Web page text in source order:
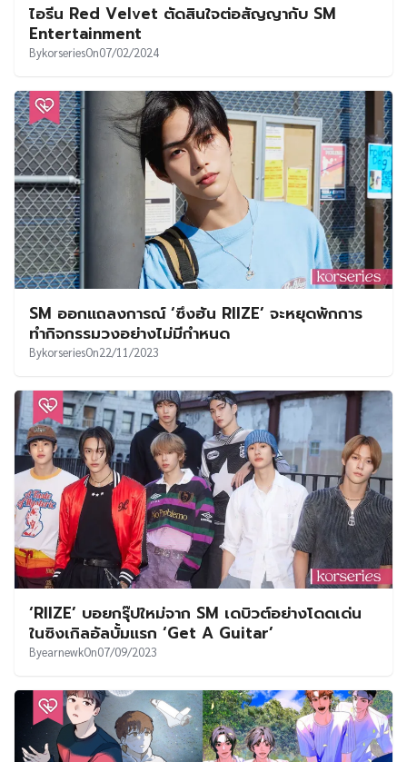
ไอรีน Red Velvet ตัดสินใจต่อสัญญากับ SM
Entertainment
BykorseriesOn07/02/2024
SM ออกแถลงการณ์ ‘ซึงฮัน RIIZE’ จะหยุดพักการ
ทำกิจกรรมวงอย่างไม่มีกำหนด
BykorseriesOn22/11/2023
‘RIIZE’ บอยกรุ๊ปใหม่จาก SM เดบิวต์อย่างโดดเด่น
ในซิงเกิลอัลบั้มแรก ‘Get A Guitar’
ByearnewkOn07/09/2023